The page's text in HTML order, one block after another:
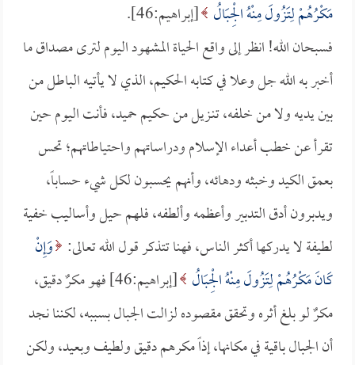
مَكْرُهُمْ لِتَزُولَ مِنْهُ الْجِبَالُ [إبراهيم:46].
فسبحان الله! انظر إلى واقع الحياة المشهود اليوم لترى مصداق ما
أخبر به الله جل وعلا في كتابه الحكيم، الذي لا يأتيه الباطل من
بين يديه ولا من خلفه، تنـزيل من حكيم حميد، فأنت اليوم حين
تقرأ عن خطب أعداء الإسلام ودراساتهم واحتياطاتهم؛ تحس
بعمق الكيد وخبثه ودهائه، وأنهم يحسبون لكل شيء حساباً،
ويدبرون أدق التدبير وأعظمه وألطفه، فلهم حيل وأساليب خفية
لطيفة لا يدركها أكثر الناس، فهنا تتذكر قول الله تعالى: وَإِنْ
كَانَ مَكْرُهُمْ لِتَزُولَ مِنْهُ الْجِبَالُ
[إبراهيم:46] فهو مكرٌ دقيق،
مكرٌ لو بلغ أثره وتحقق مقصوده لزالت الجبال بسببه، لكننا نجد
أن الجبال باقية في مكانها، إذاً مكرهم دقيق ولطيف وبعيد، ولكن